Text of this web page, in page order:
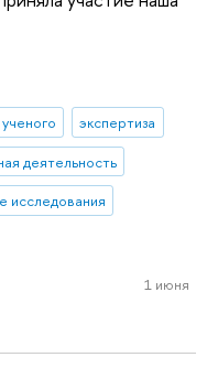
ученого
экспертиза
деятельность
исследования
1 июня